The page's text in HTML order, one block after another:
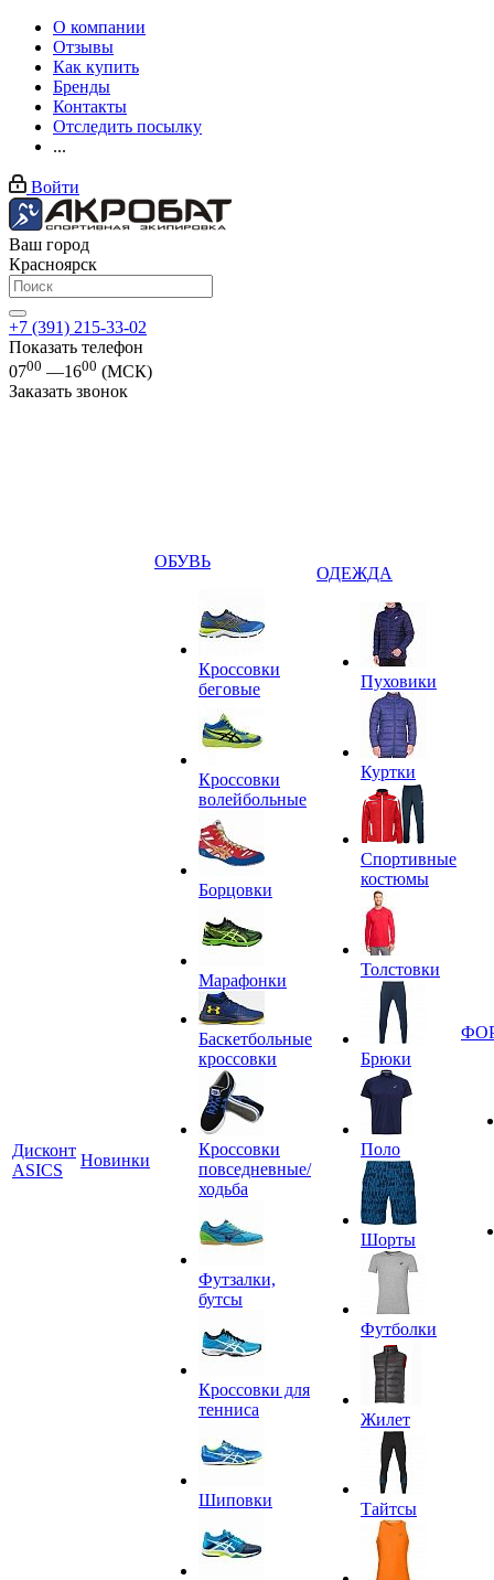
О компании
Отзывы
Как купить
Бренды
Контакты
Отследить посылку
...
Войти
Ваш город
Красноярск
+7 (391) 215-33-02
Показать телефон
0700 —1600 (МСК)
Заказать звонок
Дисконт
ASICS
Новинки
ОБУВЬ
Кроссовки
беговые
Кроссовки
волейбольные
Борцовки
Марафонки
Баскетбольные
кроссовки
Кроссовки
повседневные/
ходьба
Футзалки,
бутсы
Кроссовки для
тенниса
Шиповки
ОДЕЖДА
Пуховики
Куртки
Спортивные
костюмы
Толстовки
Брюки
Поло
Шорты
Футболки
Жилет
Тайтсы